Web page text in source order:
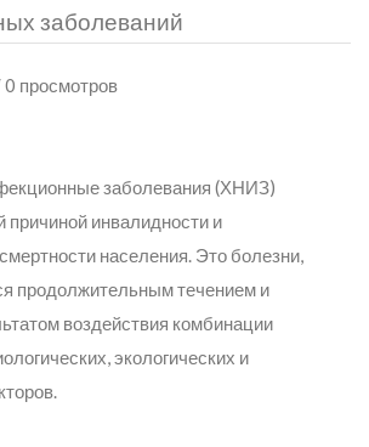
заболеваний
просмотров
заболевания (ХНИЗ)
причиной инвалидности и
населения. Это болезни,
продолжительным течением и
воздействия комбинации
экологических и